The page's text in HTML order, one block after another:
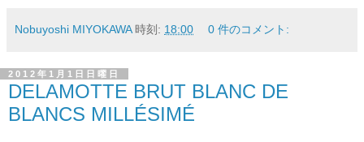
Nobuyoshi MIYOKAWA 時刻: 18:00 0 件のコメント:
2012年1月1日日曜日
DELAMOTTE BRUT BLANC DE
BLANCS MILLÉSIMÉ